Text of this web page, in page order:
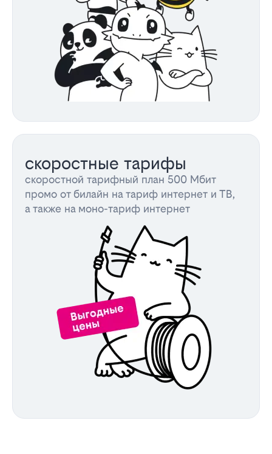
скоростные тарифы
скоростной тарифный план 500 Мбит
промо от билайн на тариф интернет и ТВ,
а также на моно-тариф интернет